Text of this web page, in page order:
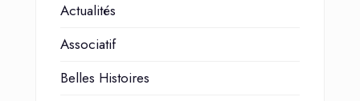
Actualités
Associatif
Belles Histoires